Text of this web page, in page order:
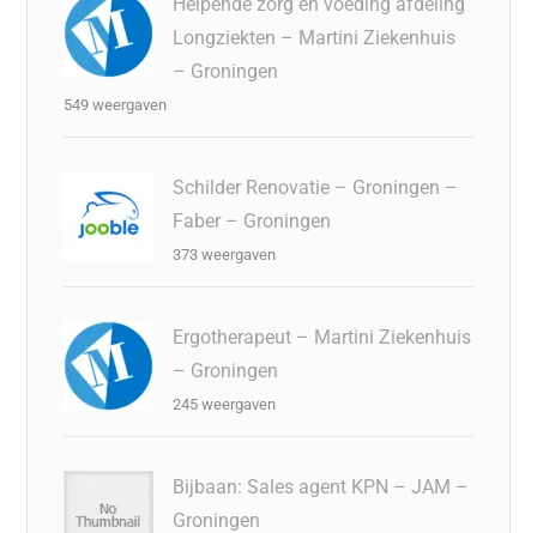
Longziekten – Martini Ziekenhuis
– Groningen
549 weergaven
Schilder Renovatie – Groningen –
Faber – Groningen
373 weergaven
Ergotherapeut – Martini Ziekenhuis
– Groningen
245 weergaven
Bijbaan: Sales agent KPN – JAM –
Groningen